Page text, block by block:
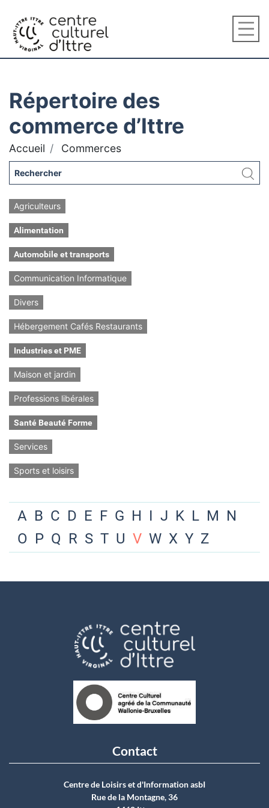
Répertoire des
commerce d’Ittre
Accueil Commerces
Agriculteurs
Alimentation
Automobile et transports
Communication Informatique
Divers
Hébergement Cafés Restaurants
Industries et PME
Maison et jardin
Professions libérales
Santé Beauté Forme
Services
Sports et loisirs
A B C D E F G H I J K L M N
O P Q R S T U V W X Y Z
Contact
Centre de Loisirs et d'Information asbI
Rue de la Montagne, 36